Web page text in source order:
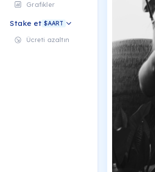
Grafikler
Stake et $AART
Ücreti azaltın